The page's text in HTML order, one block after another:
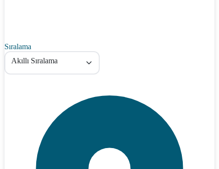
Sıralama
Akıllı Sıralama